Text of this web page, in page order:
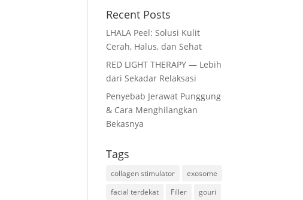
Recent Posts
LHALA Peel: Solusi Kulit
Cerah, Halus, dan Sehat
RED LIGHT THERAPY — Lebih
dari Sekadar Relaksasi
Penyebab Jerawat Punggung
& Cara Menghilangkan
Bekasnya
Tags
collagen stimulator
exosome
facial terdekat
Filler
gouri